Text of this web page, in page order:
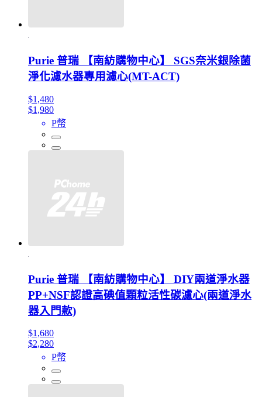
Purie 普瑞 【南紡購物中心】 SGS奈米銀除菌
淨化濾水器專用濾心(MT-ACT)
$1,480
$1,980
P幣
Purie 普瑞 【南紡購物中心】 DIY兩道淨水器
PP+NSF認證高碘值顆粒活性碳濾心(兩道淨水
器入門款)
$1,680
$2,280
P幣